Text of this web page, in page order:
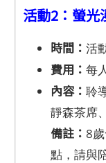
活動2：螢光
時間： 活
費用： 每
內容： 聆
靜森茶席
備註： 8
點，請與